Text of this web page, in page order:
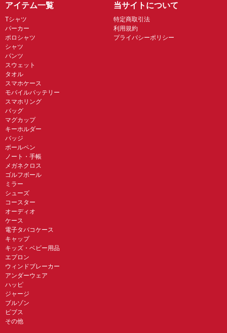
アイテム一覧
Tシャツ
パーカー
ポロシャツ
シャツ
パンツ
スウェット
タオル
スマホケース
モバイルバッテリー
スマホリング
バッグ
マグカップ
キーホルダー
バッジ
ボールペン
ノート・手帳
メガネクロス
ゴルフボール
ミラー
シューズ
コースター
オーディオ
ケース
電子タバコケース
キャップ
キッズ・ベビー用品
エプロン
ウィンドブレーカー
アンダーウェア
ハッピ
ジャージ
ブルゾン
ビブス
その他
当サイトについて
特定商取引法
利用規約
プライバシーポリシー